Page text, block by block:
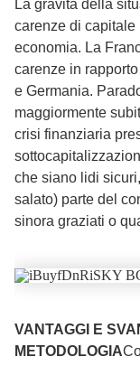
La gravità della
carenze di
economia. La
carenze in
e Germania.
maggiormente
crisi finanziaria
che siano lidi
salato) parte del
sinora graziati o
VANTAGGI E
METODOLOGIA